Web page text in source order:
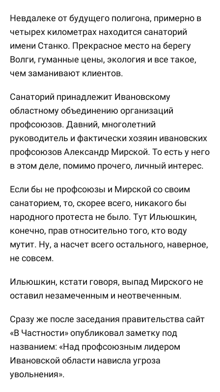
Невдалеке от будущего полигона, примерно в
четырех километрах находится санаторий
имени Станко. Прекрасное место на берегу
Волги, гуманные цены, экология и все такое,
чем заманивают клиентов.
Санаторий принадлежит Ивановскому
областному объединению организаций
профсоюзов. Давний, многолетний
руководитель и фактически хозяин ивановских
профсоюзов Александр Мирской. То есть у него
в этом деле, помимо прочего, личный интерес.
Если бы не профсоюзы и Мирской со своим
санаторием, то, скорее всего, никакого бы
народного протеста не было. Тут Ильюшкин,
конечно, прав относительно того, кто воду
мутит. Ну, а насчет всего остального, наверное,
не совсем.
Ильюшкин, кстати говоря, выпад Мирского не
оставил незамеченным и неотвеченным.
Сразу же после заседания правительства сайт
«В Частности» опубликовал заметку под
названием: «Над профсоюзным лидером
Ивановской области нависла угроза
увольнения».